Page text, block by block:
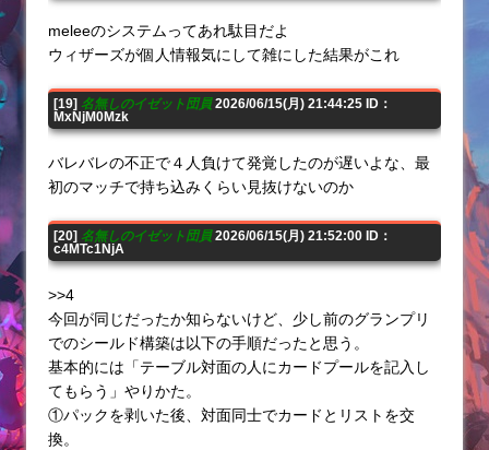
meleeのシステムってあれ駄目だよ
ウィザーズが個人情報気にして雑にした結果がこれ
[19] 名無しのイゼット団員2026/06/15(月) 21:44:25 ID：
MxNjM0Mzk
バレバレの不正で４人負けて発覚したのが遅いよな、最
初のマッチで持ち込みくらい見抜けないのか
[20] 名無しのイゼット団員2026/06/15(月) 21:52:00 ID：
c4MTc1NjA
>>4
今回が同じだったか知らないけど、少し前のグランプリ
でのシールド構築は以下の手順だったと思う。
基本的には「テーブル対面の人にカードプールを記入し
てもらう」やりかた。
①パックを剥いた後、対面同士でカードとリストを交
換。